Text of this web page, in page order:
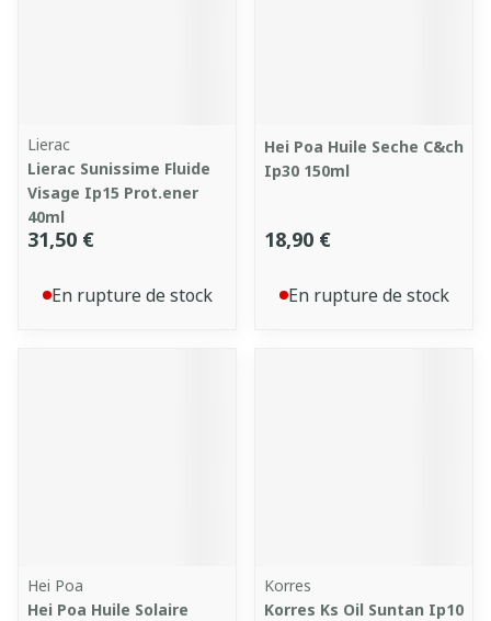
Lierac
Lierac Sunissime Fluide
Visage Ip15 Prot.ener
40ml
31,50 €
En rupture de stock
Hei Poa Huile Seche C&ch
Ip30 150ml
18,90 €
En rupture de stock
Hei Poa
Hei Poa Huile Solaire
Korres
Korres Ks Oil Suntan Ip10